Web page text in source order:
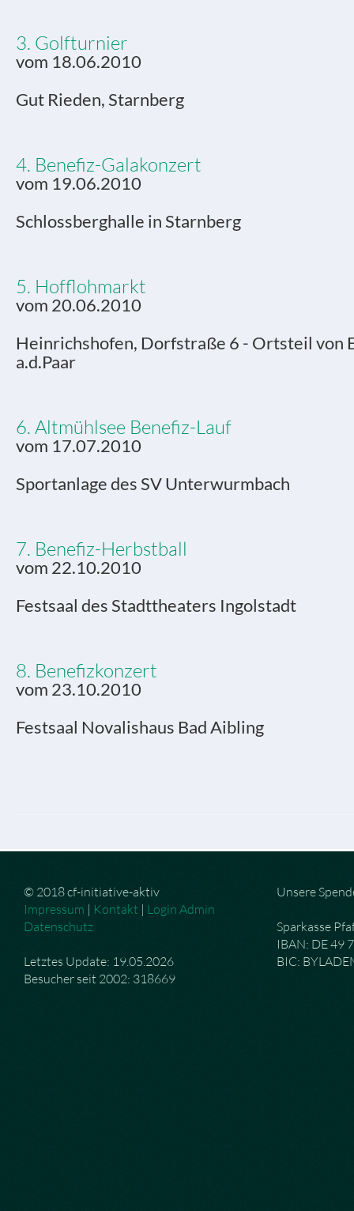
3. Golfturnier
vom 18.06.2010
Gut Rieden, Starnberg
4. Benefiz-Galakonzert
vom 19.06.2010
Schlossberghalle in Starnberg
5. Hofflohmarkt
vom 20.06.2010
Heinrichshofen, Dorfstraße 6 - Ortsteil von
a.d.Paar
6. Altmühlsee Benefiz-Lauf
vom 17.07.2010
Sportanlage des SV Unterwurmbach
7. Benefiz-Herbstball
vom 22.10.2010
Festsaal des Stadttheaters Ingolstadt
8. Benefizkonzert
vom 23.10.2010
Festsaal Novalishaus Bad Aibling
© 2018 cf-initiative-aktiv
Impressum | Kontakt | Login Admin
Datenschutz
Letztes Update: 19.05.2026
Besucher seit 2002: 318669
Unsere
Sparkasse
IBAN: DE 49
BIC: